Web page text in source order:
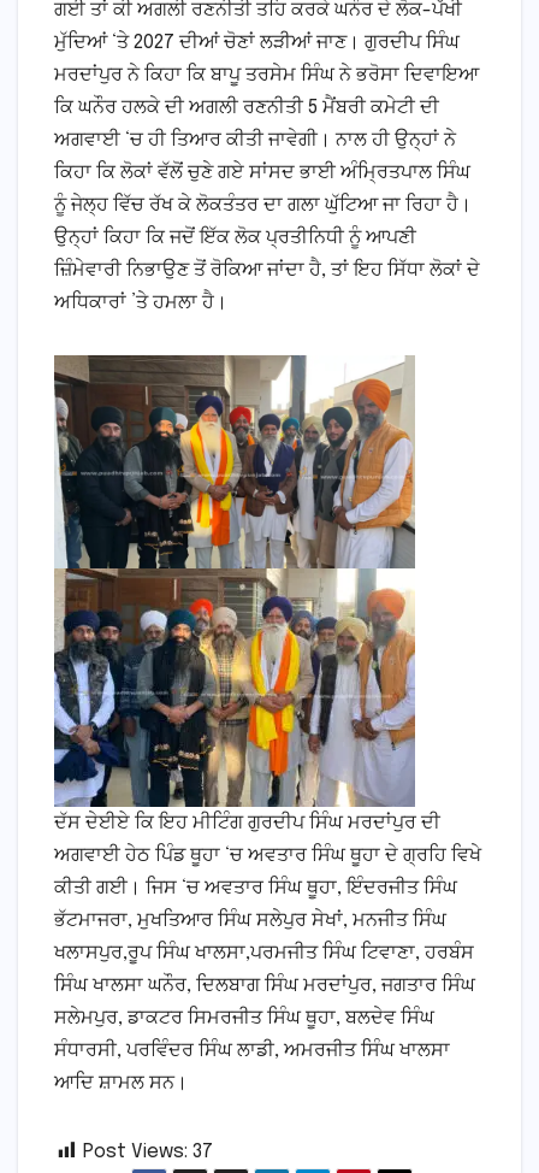
ਗਈ ਤਾਂ ਕੀ ਅਗਲੀ ਰਣਨੀਤੀ ਤਹਿ ਕਰਕੇ ਘਨੌਰ ਦੇ ਲੋਕ-ਪੱਖੀ
ਮੁੱਦਿਆਂ ‘ਤੇ 2027 ਦੀਆਂ ਚੋਣਾਂ ਲੜੀਆਂ ਜਾਣ। ਗੁਰਦੀਪ ਸਿੰਘ
ਮਰਦਾਂਪੁਰ ਨੇ ਕਿਹਾ ਕਿ ਬਾਪੂ ਤਰਸੇਮ ਸਿੰਘ ਨੇ ਭਰੋਸਾ ਦਿਵਾਇਆ
ਕਿ ਘਨੌਰ ਹਲਕੇ ਦੀ ਅਗਲੀ ਰਣਨੀਤੀ 5 ਮੈਂਬਰੀ ਕਮੇਟੀ ਦੀ
ਅਗਵਾਈ ‘ਚ ਹੀ ਤਿਆਰ ਕੀਤੀ ਜਾਵੇਗੀ। ਨਾਲ ਹੀ ਉਨ੍ਹਾਂ ਨੇ
ਕਿਹਾ ਕਿ ਲੋਕਾਂ ਵੱਲੋਂ ਚੁਣੇ ਗਏ ਸਾਂਸਦ ਭਾਈ ਅੰਮ੍ਰਿਤਪਾਲ ਸਿੰਘ
ਨੂੰ ਜੇਲ੍ਹ ਵਿੱਚ ਰੱਖ ਕੇ ਲੋਕਤੰਤਰ ਦਾ ਗਲਾ ਘੁੱਟਿਆ ਜਾ ਰਿਹਾ ਹੈ।
ਉਨ੍ਹਾਂ ਕਿਹਾ ਕਿ ਜਦੋਂ ਇੱਕ ਲੋਕ ਪ੍ਰਤੀਨਿਧੀ ਨੂੰ ਆਪਣੀ
ਜ਼ਿੰਮੇਵਾਰੀ ਨਿਭਾਉਣ ਤੋਂ ਰੋਕਿਆ ਜਾਂਦਾ ਹੈ, ਤਾਂ ਇਹ ਸਿੱਧਾ ਲੋਕਾਂ ਦੇ
ਅਧਿਕਾਰਾਂ ’ਤੇ ਹਮਲਾ ਹੈ।
ਦੱਸ ਦੇਈਏ ਕਿ ਇਹ ਮੀਟਿੰਗ ਗੁਰਦੀਪ ਸਿੰਘ ਮਰਦਾਂਪੁਰ ਦੀ
ਅਗਵਾਈ ਹੇਠ ਪਿੰਡ ਥੂਹਾ ‘ਚ ਅਵਤਾਰ ਸਿੰਘ ਥੂਹਾ ਦੇ ਗ੍ਰਹਿ ਵਿਖੇ
ਕੀਤੀ ਗਈ। ਜਿਸ ‘ਚ ਅਵਤਾਰ ਸਿੰਘ ਥੂਹਾ, ਇੰਦਰਜੀਤ ਸਿੰਘ
ਭੱਟਮਾਜਰਾ, ਮੁਖਤਿਆਰ ਸਿੰਘ ਸਲੇਪੁਰ ਸੇਖਾਂ, ਮਨਜੀਤ ਸਿੰਘ
ਖਲਾਸਪੁਰ,ਰੂਪ ਸਿੰਘ ਖਾਲਸਾ,ਪਰਮਜੀਤ ਸਿੰਘ ਟਿਵਾਣਾ, ਹਰਬੰਸ
ਸਿੰਘ ਖਾਲਸਾ ਘਨੌਰ, ਦਿਲਬਾਗ ਸਿੰਘ ਮਰਦਾਂਪੁਰ, ਜਗਤਾਰ ਸਿੰਘ
ਸਲੇਮਪੁਰ, ਡਾਕਟਰ ਸਿਮਰਜੀਤ ਸਿੰਘ ਥੂਹਾ, ਬਲਦੇਵ ਸਿੰਘ
ਸੰਧਾਰਸੀ, ਪਰਵਿੰਦਰ ਸਿੰਘ ਲਾਡੀ, ਅਮਰਜੀਤ ਸਿੰਘ ਖਾਲਸਾ
ਆਦਿ ਸ਼ਾਮਲ ਸਨ।
Post Views: 37